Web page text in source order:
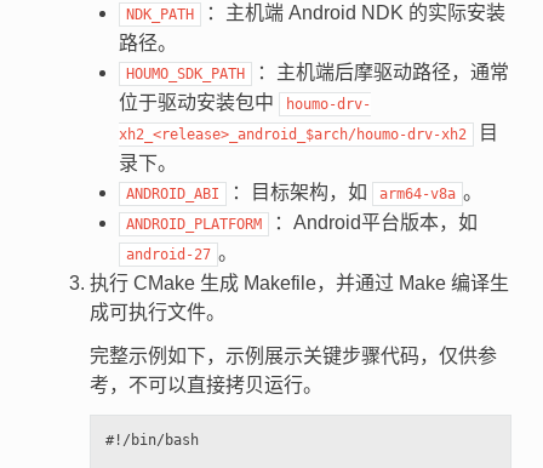
NDK_PATH
：主机端 Android NDK 的实际安装
路径。
HOUMO_SDK_PATH
：主机端后摩驱动路径，通常
位于驱动安装包中
houmo-drv-
xh2_<release>_android_$arch/houmo-drv-xh2
目
录下。
ANDROID_ABI ：目标架构，如 arm64-v8a 。
ANDROID_PLATFORM ：Android平台版本，如
android-27 。
执行 CMake 生成 Makefile，并通过 Make 编译生
成可执行文件。
完整示例如下，示例展示关键步骤代码，仅供参
考，不可以直接拷贝运行。
#!/bin/bash